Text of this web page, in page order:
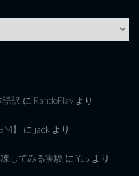
語訳 に RandoPlay より
】 に jack より
してみる実験 に Yas より